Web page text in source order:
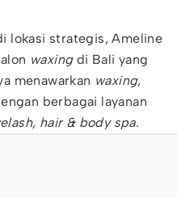
lokasi strategis, Ameline
waxing di Bali yang
menawarkan waxing,
berbagai layanan
hair & body spa.